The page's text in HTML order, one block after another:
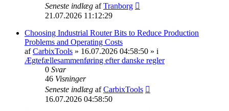
Seneste indlæg afTranborg
21.07.2026 11:12:29
Choosing Industrial Router Bits to Reduce Production
Problems and Operating Costs
afCarbixTools » 16.07.2026 04:58:50 » i
Ægtefællesammenføring efter danske regler
0 Svar
46 Visninger
Seneste indlæg afCarbixTools
16.07.2026 04:58:50